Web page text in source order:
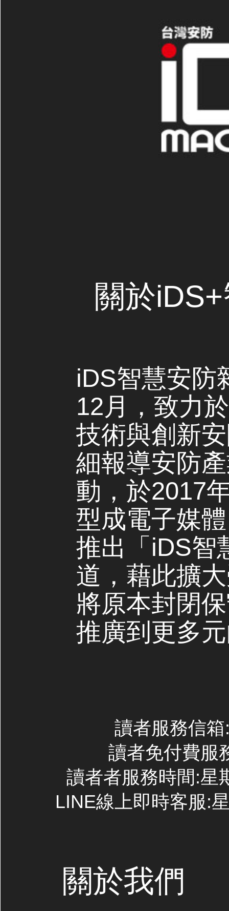
關於
iDS智慧安防
12月，致力
技術與創新
細報導安防
動，於2017
型成電子媒
推出「iDS智
道，藉此擴
將原本封閉
推廣到更多
讀者服務信
讀者免付費服
讀者者服務時間:星
LINE線上即時客服:
關於我們